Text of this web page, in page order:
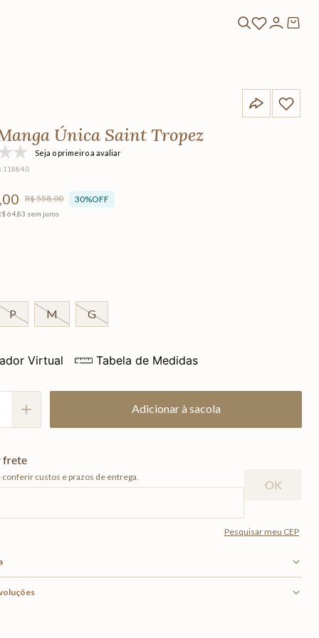
Única Saint Tropez
Seja o primeiro a avaliar
,00 R$558,00 30%OFF
64,83 sem juros
P M G
Virtual Tabela de Medidas
Adicionar à sacola